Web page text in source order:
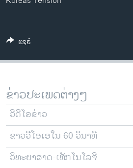
ວີດີໂອ
ລາຍການກະຈາຍສຽງ
ຕິດຕາມພວກເຮົາ ທີ່
ພາສາຕ່າງໆ
ແຊຣ໌
ຂ່າວປະເພດຕ່າງໆ
ວີດີໂອຂ່າວ
ຂ່າວວີໂອເອໃນ 60 ວິນາທີ
ວິທະຍາສາດ-ເທັກໂນໂລຈີ